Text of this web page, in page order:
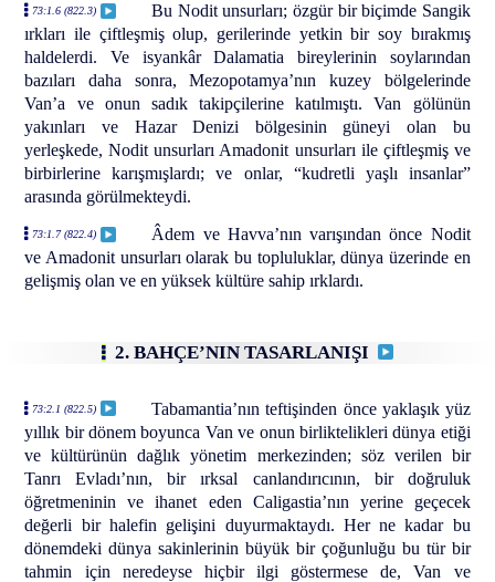
73:1.6 (822.3)
Bu Nodit unsurları; özgür bir biçimde Sangik
ırkları ile çiftleşmiş olup, gerilerinde yetkin bir soy bırakmış
haldelerdi. Ve isyankâr Dalamatia bireylerinin soylarından
bazıları daha sonra, Mezopotamya’nın kuzey bölgelerinde
Van’a ve onun sadık takipçilerine katılmıştı. Van gölünün
yakınları ve Hazar Denizi bölgesinin güneyi olan bu
yerleşkede, Nodit unsurları Amadonit unsurları ile çiftleşmiş ve
birbirlerine karışmışlardı; ve onlar, “kudretli yaşlı insanlar”
arasında görülmekteydi.
73:1.7 (822.4)
Âdem ve Havva’nın varışından önce Nodit
ve Amadonit unsurları olarak bu topluluklar, dünya üzerinde en
gelişmiş olan ve en yüksek kültüre sahip ırklardı.
2. BAHÇE’NIN TASARLANIŞI
73:2.1 (822.5)
Tabamantia’nın teftişinden önce yaklaşık yüz
yıllık bir dönem boyunca Van ve onun birliktelikleri dünya etiği
ve kültürünün dağlık yönetim merkezinden; söz verilen bir
Tanrı Evladı’nın, bir ırksal canlandırıcının, bir doğruluk
öğretmeninin ve ihanet eden Caligastia’nın yerine geçecek
değerli bir halefin gelişini duyurmaktaydı. Her ne kadar bu
dönemdeki dünya sakinlerinin büyük bir çoğunluğu bu tür bir
tahmin için neredeyse hiçbir ilgi göstermese de, Van ve